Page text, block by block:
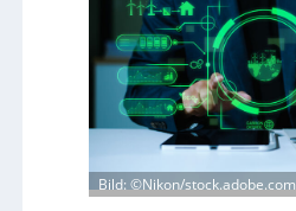
u
s
r
i
c
u
Bild: ©Nikon/stock.adobe.com